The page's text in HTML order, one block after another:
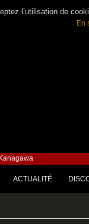
l’utilisation de
En
ACTUALITÉ